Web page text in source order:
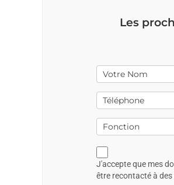
Les
J'accepte que mes
être recontacté à